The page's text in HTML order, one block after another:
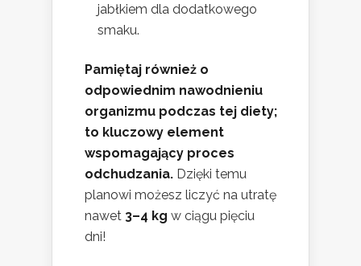
jabłkiem dla dodatkowego
smaku.
Pamiętaj również o
odpowiednim nawodnieniu
organizmu podczas tej diety;
to kluczowy element
wspomagający proces
odchudzania. Dzięki temu
planowi możesz liczyć na utratę
nawet 3–4 kg w ciągu pięciu
dni!